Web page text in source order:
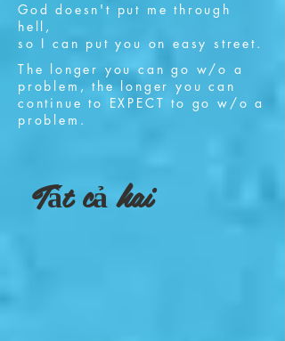
God doesn't put me through
hell,
so I can put you on easy street.
The longer you can go w/o a
problem, the longer you can
continue to EXPECT to go w/o a
problem.
Tất cả hai